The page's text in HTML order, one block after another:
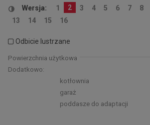
Wersja: 1 2 3 4 5 6 7 8
13
14 15 16
Odbicie lustrzane
Powierzchnia użytkowa
Dodatkowo:
kotłownia
garaż
poddasze do adaptacji